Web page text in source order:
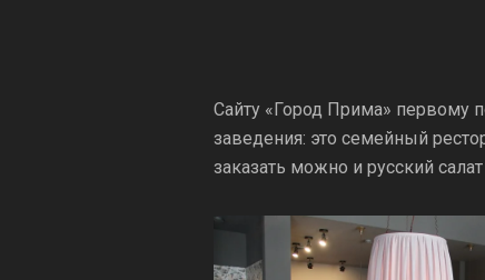
Сайту «Город Прима» первому
заведения: это семейный
заказать можно и русский